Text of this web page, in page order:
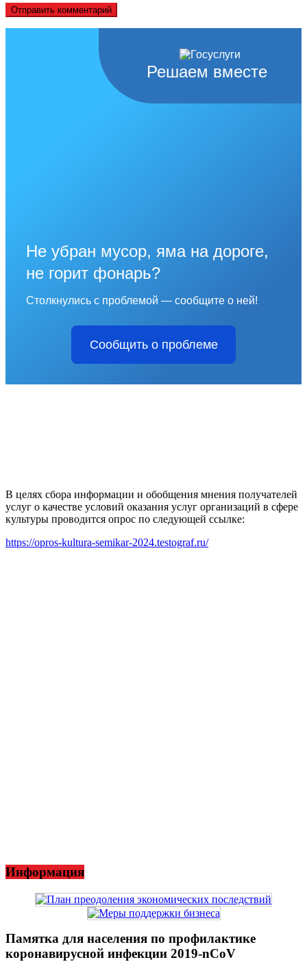
Решаем вместе
Не убран мусор, яма на дороге,
не горит фонарь?
Столкнулись с проблемой — сообщите о ней!
Сообщить о проблеме
В целях сбора информации и обобщения мнения получателей
услуг о качестве условий оказания услуг организаций в сфере
культуры проводится опрос по следующей ссылке:
https://opros-kultura-semikar-2024.testograf.ru/
Информация
Памятка для населения по профилактике
коронавирусной инфекции 2019-nCoV